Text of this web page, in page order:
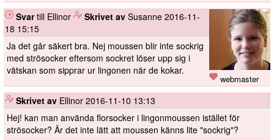
webmaster
Svartill Ellinor Skrivet av Susanne 2016-11-
18 15:15
Ja det går säkert bra. Nej moussen blir inte sockrig
med strösocker eftersom sockret löser upp sig i
vätskan som sipprar ur lingonen när de kokar.
Skrivet av Ellinor 2016-11-10 13:13
Hej! kan man använda florsocker i lingonmoussen istället för
strösocker? Är det inte lätt att moussen känns lite "sockrig"?